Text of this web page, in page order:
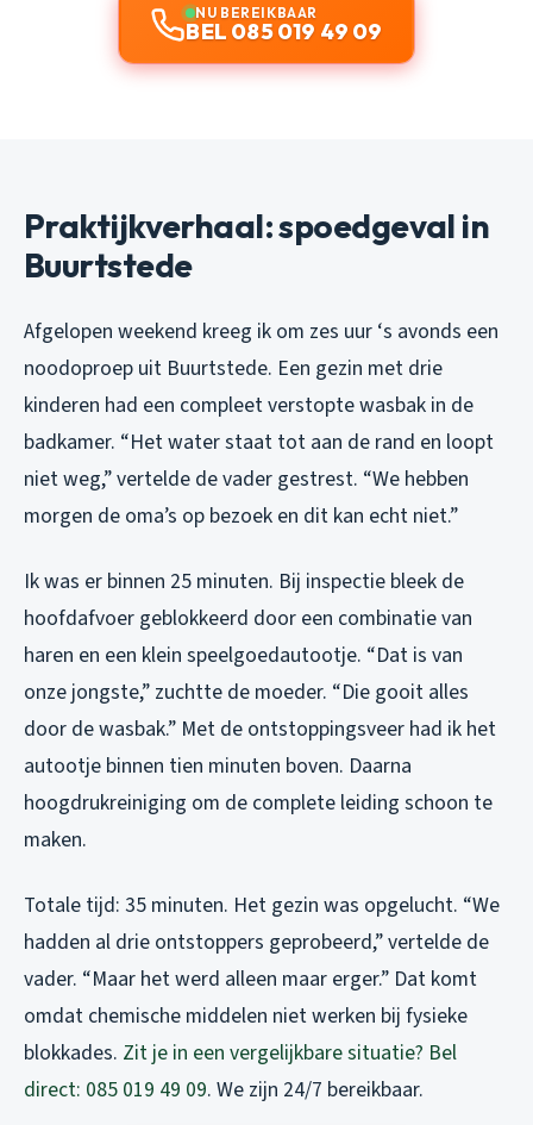
NU BEREIKBAAR
BEL 085 019 49 09
Praktijkverhaal: spoedgeval in
Buurtstede
Afgelopen weekend kreeg ik om zes uur ‘s avonds een
noodoproep uit Buurtstede. Een gezin met drie
kinderen had een compleet verstopte wasbak in de
badkamer. “Het water staat tot aan de rand en loopt
niet weg,” vertelde de vader gestrest. “We hebben
morgen de oma’s op bezoek en dit kan echt niet.”
Ik was er binnen 25 minuten. Bij inspectie bleek de
hoofdafvoer geblokkeerd door een combinatie van
haren en een klein speelgoedautootje. “Dat is van
onze jongste,” zuchtte de moeder. “Die gooit alles
door de wasbak.” Met de ontstoppingsveer had ik het
autootje binnen tien minuten boven. Daarna
hoogdrukreiniging om de complete leiding schoon te
maken.
Totale tijd: 35 minuten. Het gezin was opgelucht. “We
hadden al drie ontstoppers geprobeerd,” vertelde de
vader. “Maar het werd alleen maar erger.” Dat komt
omdat chemische middelen niet werken bij fysieke
blokkades. Zit je in een vergelijkbare situatie? Bel
direct: 085 019 49 09. We zijn 24/7 bereikbaar.